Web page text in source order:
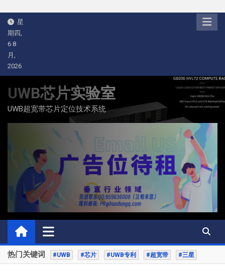
Skip
content
星
期四,
6 8
月,
2026
UWB芯片实验室
UWB超宽带芯片定位技术系统
热门关键词 #UWB #芯片 #UWB专利 #超宽带 #三星